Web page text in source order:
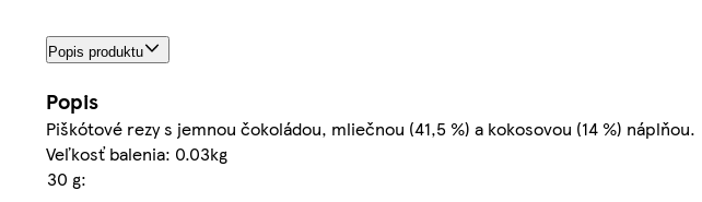
Popis produktu
Popis
Piškótové rezy s jemnou čokoládou, mliečnou (41,5 %) a kokosovou (14 %) náplňou.
Veľkosť balenia: 0.03kg
30 g: